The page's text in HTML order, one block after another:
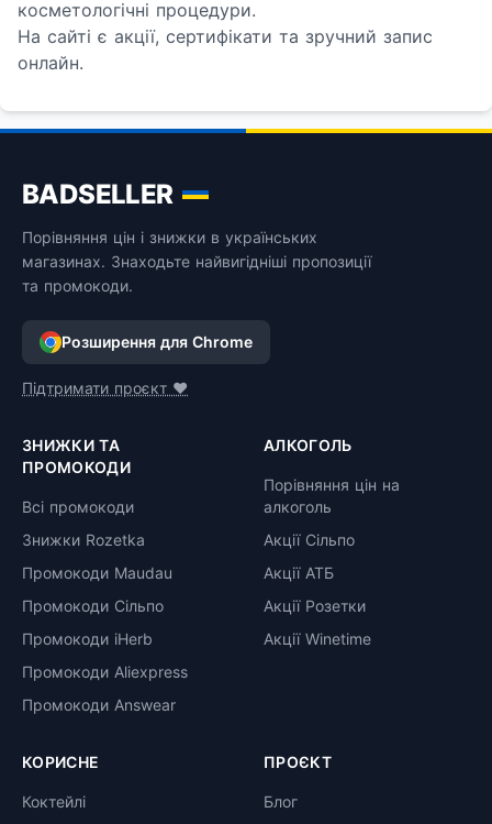
косметологічні процедури.
На сайті є акції, сертифікати та зручний запис
онлайн.
BADSELLER
Порівняння цін і знижки в українських
магазинах. Знаходьте найвигідніші пропозиції
та промокоди.
Розширення для Chrome
Підтримати проєкт ❤️
ЗНИЖКИ ТА
ПРОМОКОДИ
Всі промокоди
Знижки Rozetka
Промокоди Maudau
Промокоди Сільпо
Промокоди iHerb
Промокоди Aliexpress
Промокоди Answear
АЛКОГОЛЬ
Порівняння цін на
алкоголь
Акції Сільпо
Акції АТБ
Акції Розетки
Акції Winetime
КОРИСНЕ
Коктейлі
ПРОЄКТ
Блог